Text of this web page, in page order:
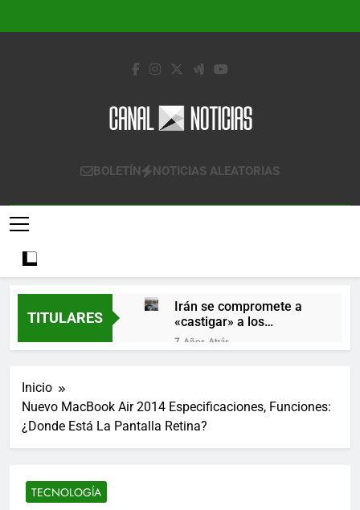
Canal Noticias
Canal Noticias
BOLETÍN NOTICIAS ALEATORIAS
TITULARES
Irán se compromete a
«castigar» a los
responsables de
derribar un avión
7 Años Atrás
diciembre
Los últimos paquetes
especiales Hush Socks
7 Años Atrás
Inicio
Nuevo MacBook Air 2014 Especificaciones, Funciones:
¿Donde Está La Pantalla Retina?
TECNOLOGÍA